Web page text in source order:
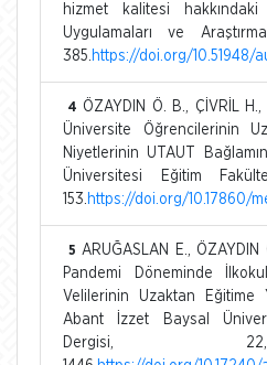
hizmet kalitesi hakkındaki
Uygulamaları ve
385. https://doi.org/10.51948/
4 ÖZAYDIN Ö. B., ÇİVRİL
Üniversite Öğrencilerinin
Niyetlerinin UTAUT
Üniversitesi Eğitim
153. https://doi.org/10.17860/
5 ARUĞASLAN E.,
Pandemi Döneminde
Velilerinin Uzaktan Eğitime
Abant İzzet Baysal
Dergisi,